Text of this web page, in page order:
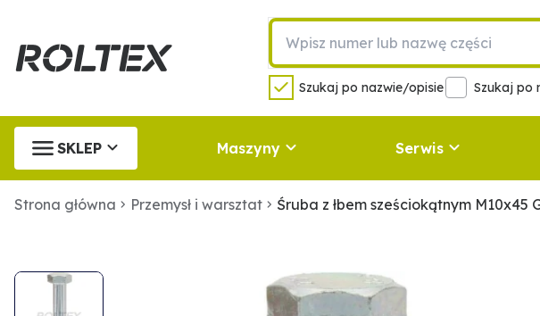
Szukaj po nazwie/opisie Szukaj po
SKLEP Maszyny Serwis
Strona główna Przemysł i warsztat Śruba z łbem sześciokątnym M10x45